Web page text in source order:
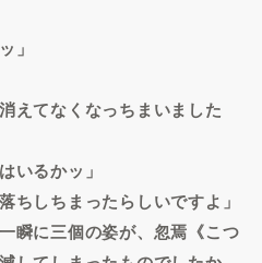
」
えてなくなっちまいました
いるかッ」
ちしちまったらしいですよ」
瞬に三個の姿が、忽焉《こつ